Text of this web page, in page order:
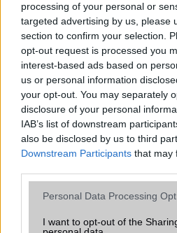
processing of your personal or
targeted advertising by us, please
section to confirm your selection.
opt-out request is processed you
interest-based ads based on
us or personal information
your opt-out. You may separately
disclosure of your personal
IAB’s list of downstream
also be disclosed by us to third
Downstream Participants that may
Please note that this website/app
not limited to your visit or usage
Personal Data Processing
I want to opt-out of the
Végül azt is fontos tudni, hogy a
során minden felhasználó egyéni
választásuk eltérhet. Azonban azok,
kijelző, hosszabb üzemidő, hatékony
MOBILTELEFON MÁRKÁK
Apple
Huawei